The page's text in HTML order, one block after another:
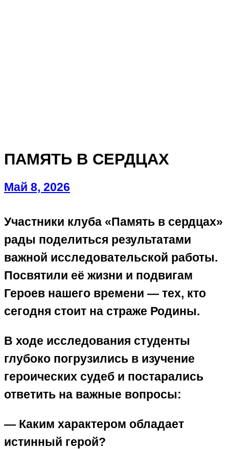
ПАМЯТЬ В СЕРДЦАХ
Май 8, 2026
Участники клуба «Память в сердцах»
рады поделиться результатами
важной исследовательской работы.
Посвятили её жизни и подвигам
Героев нашего времени — тех, кто
сегодня стоит на страже Родины.
В ходе исследования студенты
глубоко погрузились в изучение
героических судеб и постарались
ответить на важные вопросы:
— Каким характером обладает
истинный герой?